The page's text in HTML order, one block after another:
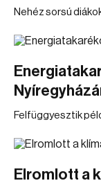
Nehéz sorsú
Felfüggyesztik
Elromlott a